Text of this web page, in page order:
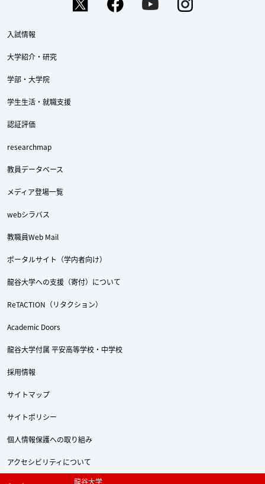
入試情報
大学紹介・研究
学部・大学院
学生生活・就職支援
認証評価
researchmap
教員データベース
メディア登場一覧
webシラバス
教職員Web Mail
ポータルサイト（学内者向け）
龍谷大学への支援（寄付）について
ReTACTION（リタクション）
Academic Doors
龍谷大学付属 平安高等学校・中学校
採用情報
サイトマップ
サイトポリシー
個人情報保護への取り組み
アクセシビリティについて
龍谷大学